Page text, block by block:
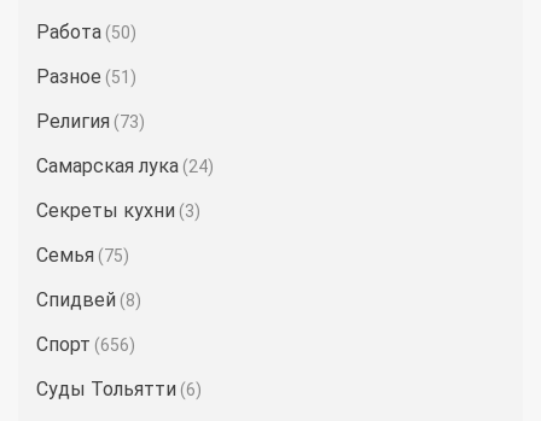
Работа (50)
Разное (51)
Религия (73)
Самарская лука (24)
Секреты кухни (3)
Семья (75)
Спидвей (8)
Спорт (656)
Суды Тольятти (6)